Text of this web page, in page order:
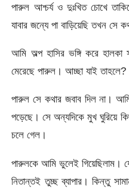
পারুল আশ্চর্য ও দুঃখিত চোখে
যাবার জন্যে পা বাড়িয়েছি তখন
আমি অল্প হাসির ভঙ্গি করে হালকা
মেরেছে পারুল। আচ্ছা যাই তাহলে?
পারুল সে কথার জবাব দিল না। আমি
পড়েছে। সে অন্যদিকে মুখ ঘুরিয়ে
চলে গেল।
পারুলকে আমি ভুলেই গিয়েছিলাম।
নিতান্তই তুচ্ছ ব্যাপার। কিন্তু